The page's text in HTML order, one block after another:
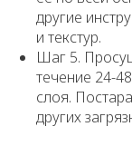
другие
и текстур.
Шаг 5.
течение 24-
слоя.
других